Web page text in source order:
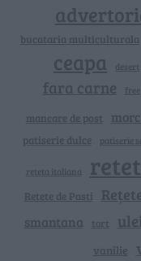
bucataria multiculturala
ceapa desert
fara carne free
mancare de post
patiserie dulce patiserie
reteta italiana
Retete de Pasti
smantana tort ulei
vanilie